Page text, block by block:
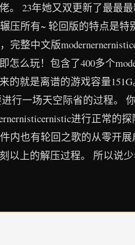
。 23年她又双更新了最最
压所有~ 轮回版的特点是
完整中文版
么玩！包含了400多个
就是离谱的游戏容量
行一场天空际省的过程。
进行正常
件内也有轮回之歌的从零
以上的解压过程。 所以说